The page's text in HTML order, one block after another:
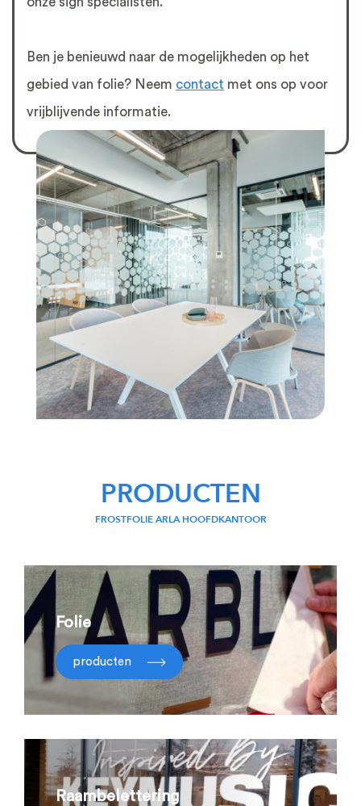
Ben je benieuwd naar de mogelijkheden op het
gebied van folie? Neem contact met ons op voor
vrijblijvende informatie.
PRODUCTEN
FROSTFOLIE ARLA HOOFDKANTOOR
Folie
producten
Raambelettering